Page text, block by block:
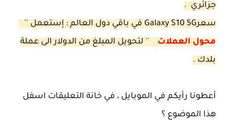
جزائري .
سعرGalaxy S10 5G في باقي دول العالم : إستعمل ''
محول العملات
'' لتحويل المبلغ من الدولار الى عملة
بلدك .
أعطونا رأيكم في الموبايل ، في خانة التعليقات اسفل
هذا الموضوع ؟